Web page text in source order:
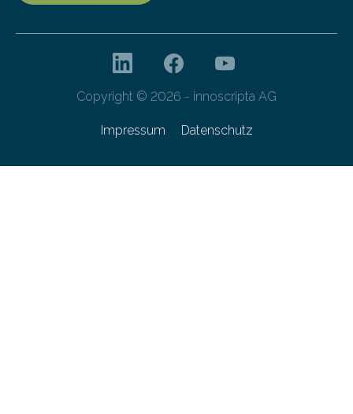
Copyright © 2026 - innoscripta AG
Impressum Datenschutz